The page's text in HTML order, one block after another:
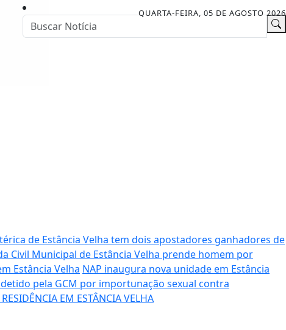
QUARTA-FEIRA, 05 DE AGOSTO 2026
de Estância Velha tem dois apostadores ganhadores de
Civil Municipal de Estância Velha prende homem por
Estância Velha NAP inaugura nova unidade em Estância
pela GCM por importunação sexual contra
EM ESTÂNCIA VELHA